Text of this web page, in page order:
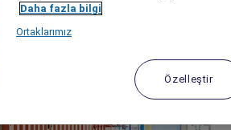
Daha fazla bilgi
Ortaklarımız
Özelleştir